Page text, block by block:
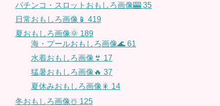
パチンコ・スロットおもしろ画像🎰 35
日常おもしろ画像📱 419
夏おもしろ画像🌞 189
海・プールおもしろ画像🌊 61
水着おもしろ画像👙 17
猛暑おもしろ画像🔥 37
夏休みおもしろ画像🎇 14
冬おもしろ画像☃️ 125